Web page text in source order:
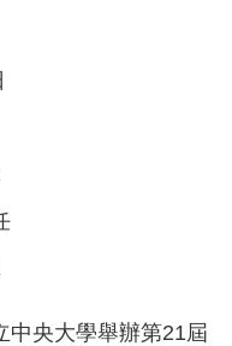
中央大學舉辦第21屆